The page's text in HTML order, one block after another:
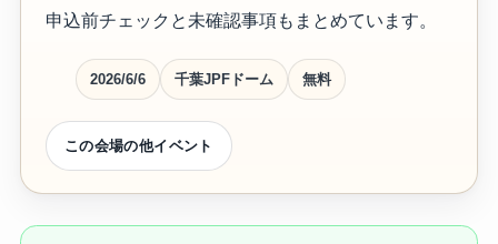
申込前チェックと未確認事項もまとめています。
2026/6/6 千葉JPFドーム 無料
この会場の他イベント